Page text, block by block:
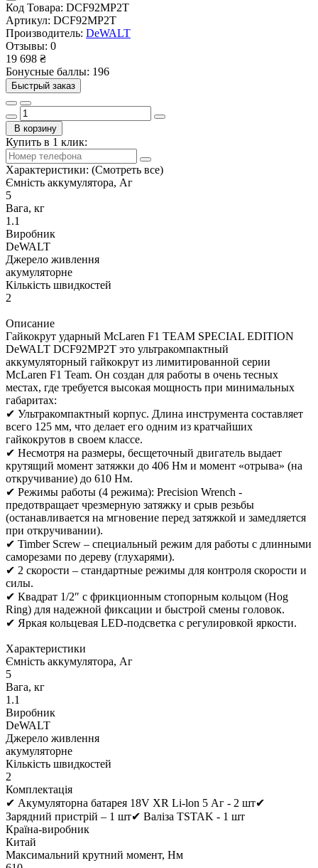
Код Товара: DCF92MP2T
Артикул: DCF92MP2T
Производитель: DeWALT
Отзывы: 0
19 698 ₴
Бонусные баллы: 196
Быстрый заказ
В корзину
Купить в 1 клик:
Характеристики: (Смотреть все)
Ємність аккумулятора, Аг
5
Вага, кг
1.1
Виробник
DeWALT
Джерело живлення
акумуляторне
Кількість швидкостей
2
Описание
Гайкокрут ударный McLaren F1 TEAM SPECIAL EDITION
DeWALT DCF92MP2T это ультракомпактный
аккумуляторный гайкокрут из лимитированной серии
McLaren F1 Team. Он создан для работы в очень тесных
местах, где требуется высокая мощность при минимальных
габаритах:
✔ Ультракомпактный корпус. Длина инструмента составляет
всего 125 мм, что делает его одним из кратчайших
гайкокрутов в своем классе.
✔ Несмотря на размеры, бесщеточный двигатель выдает
крутящий момент затяжки до 406 Нм и момент «отрыва» (на
откручивание) до 610 Нм.
✔ Режимы работы (4 режима): Precision Wrench -
предотвращает чрезмерную затяжку и срыв резьбы
(останавливается на мгновение перед затяжкой и замедляется
при откручивании).
✔ Timber Screw – специальный режим для работы с длинными
саморезами по дереву (глухарями).
✔ 2 скорости – стандартные режимы для контроля скорости и
силы.
✔ Квадрат 1/2″ с фрикционным стопорным кольцом (Hog
Ring) для надежной фиксации и быстрой смены головок.
✔ Яркая кольцевая LED-подсветка с регулировкой яркости.
Характеристики
Ємність аккумулятора, Аг
5
Вага, кг
1.1
Виробник
DeWALT
Джерело живлення
акумуляторне
Кількість швидкостей
2
Комплектація
✔ Акумуляторна батарея 18V XR Li-lon 5 Аг - 2 шт✔
Зарядний пристрій – 1 шт✔ Валіза TSTAK - 1 шт
Країна-виробник
Китай
Максимальний крутний момент, Нм